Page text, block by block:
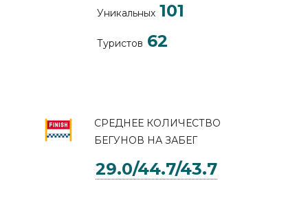
Уникальных 101
Туристов 62
СРЕДНЕЕ КОЛИЧЕСТВО
БЕГУНОВ НА ЗАБЕГ
29.0/44.7/43.7